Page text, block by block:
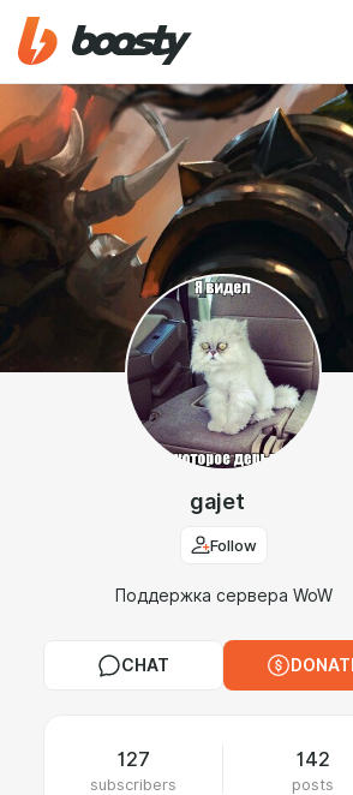
gajet
Follow
Поддержка сервера WoW
CHAT
127
subscribers
142
posts